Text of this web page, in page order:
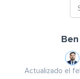
Actualizado el